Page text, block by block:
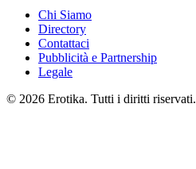
Chi Siamo
Directory
Contattaci
Pubblicità e Partnership
Legale
© 2026 Erotika. Tutti i diritti riservati.